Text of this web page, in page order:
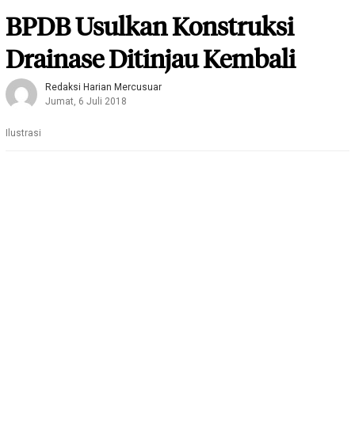
BPDB Usulkan Konstruksi
Drainase Ditinjau Kembali
Redaksi Harian Mercusuar
Jumat, 6 Juli 2018
Ilustrasi